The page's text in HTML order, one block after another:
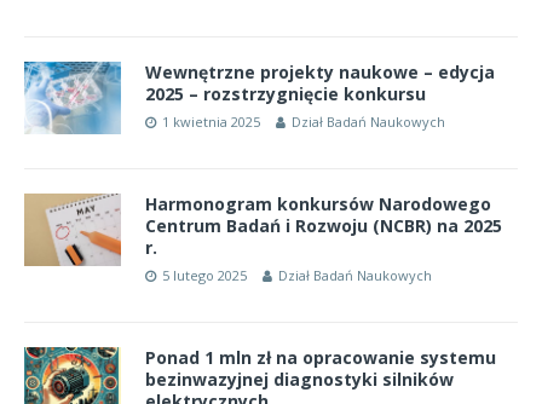
Wewnętrzne projekty naukowe – edycja
2025 – rozstrzygnięcie konkursu
1 kwietnia 2025 Dział Badań Naukowych
Harmonogram konkursów Narodowego
Centrum Badań i Rozwoju (NCBR) na 2025
r.
5 lutego 2025 Dział Badań Naukowych
Ponad 1 mln zł na opracowanie systemu
bezinwazyjnej diagnostyki silników